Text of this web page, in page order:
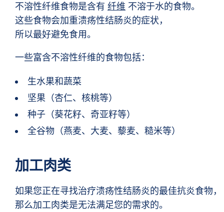
不溶性纤维食物是含有 纤维 不溶于水的食物。
这些食物会加重溃疡性结肠炎的症状，
所以最好避免食用。
一些富含不溶性纤维的食物包括：
生水果和蔬菜
坚果（杏仁、核桃等）
种子（葵花籽、奇亚籽等）
全谷物（燕麦、大麦、藜麦、糙米等）
加工肉类
如果您正在寻找治疗溃疡性结肠炎的最佳抗炎食物，
那么加工肉类是无法满足您的需求的。